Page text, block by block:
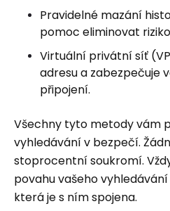
Pravidelné mazání
pomoc eliminovat
Virtuální privátní síť
adresu a zabezpečuje
připojení.
Všechny tyto metody vám
vyhledávání v bezpečí.
stoprocentní soukromí.
povahu vašeho
která je s ním spojena.